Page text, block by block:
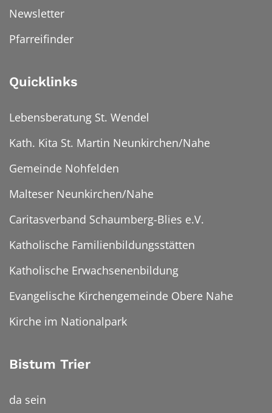
Newsletter
Pfarreifinder
Quicklinks
Lebensberatung St. Wendel
Kath. Kita St. Martin Neunkirchen/Nahe
Gemeinde Nohfelden
Malteser Neunkirchen/Nahe
Caritasverband Schaumberg-Blies e.V.
Katholische Familienbildungsstätten
Katholische Erwachsenenbildung
Evangelische Kirchengemeinde Obere Nahe
Kirche im Nationalpark
Bistum Trier
da sein